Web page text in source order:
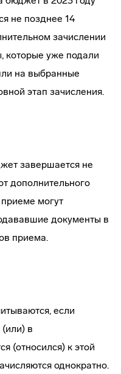
не позднее 14
зачислении
которые уже подали
на выбранные
этап зачисления.
завершается не
дополнительного
могут
документы в
приема.
если
в
(относился) к этой
однократно.